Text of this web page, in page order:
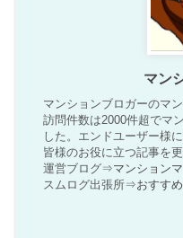
マン
マンションブロガーのマ
訪問件数は2000件超でマ
した。エンドユーザー様
皆様のお役に立つ記事を
運営ブログ⇒マンション
スムログ出張所⇒おすす